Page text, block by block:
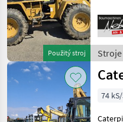
Zobrazit
všech
50
MODEL
906-
Použitý stroj
Stroje
74